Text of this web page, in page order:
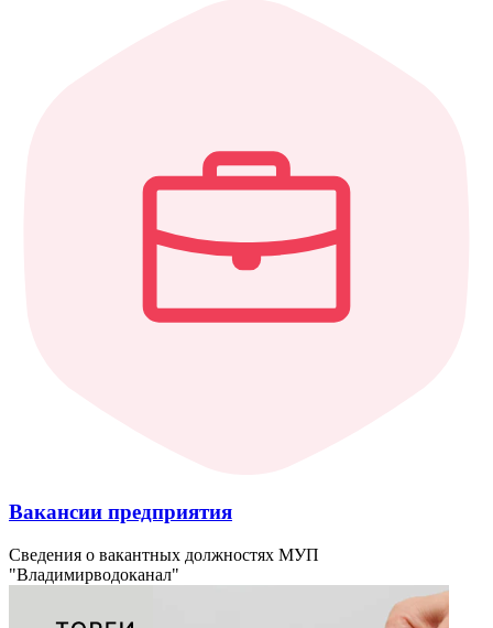
Вакансии предприятия
Сведения о вакантных должностях МУП
"Владимирводоканал"